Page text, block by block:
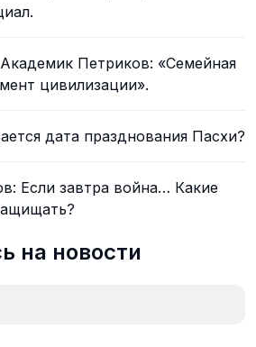
Петриков: «Семейная
цивилизации».
дата празднования Пасхи?
Если завтра война… Какие
на новости